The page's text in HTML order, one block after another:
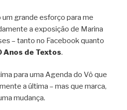
grande esforço para me
a exposição de Marina
– tanto no Facebook quanto
Anos de Textos.
para uma Agenda do Vô que
a última – mas que marca,
mudança.